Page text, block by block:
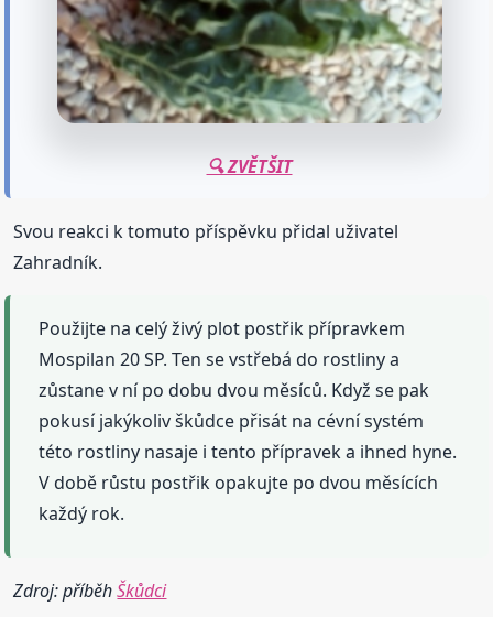
🔍 ZVĚTŠIT
Svou reakci k tomuto příspěvku přidal uživatel
Zahradník.
Použijte na celý živý plot postřik přípravkem
Mospilan 20 SP. Ten se vstřebá do rostliny a
zůstane v ní po dobu dvou měsíců. Když se pak
pokusí jakýkoliv škůdce přisát na cévní systém
této rostliny nasaje i tento přípravek a ihned hyne.
V době růstu postřik opakujte po dvou měsících
každý rok.
Zdroj: příběhŠkůdci